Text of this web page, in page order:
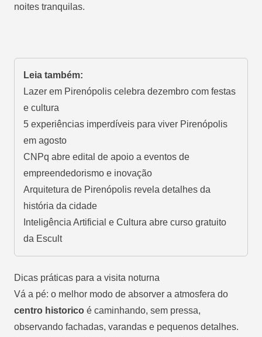
noites tranquilas.
Leia também:
Lazer em Pirenópolis celebra dezembro com festas
e cultura
5 experiências imperdíveis para viver Pirenópolis
em agosto
CNPq abre edital de apoio a eventos de
empreendedorismo e inovação
Arquitetura de Pirenópolis revela detalhes da
história da cidade
Inteligência Artificial e Cultura abre curso gratuito
da Escult
Dicas práticas para a visita noturna
Vá a pé: o melhor modo de absorver a atmosfera do
centro historico é caminhando, sem pressa,
observando fachadas, varandas e pequenos detalhes.